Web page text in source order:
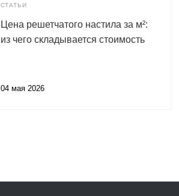
СТАТЬИ
Цена решетчатого настила за м²:
из чего складывается стоимость
04 мая 2026